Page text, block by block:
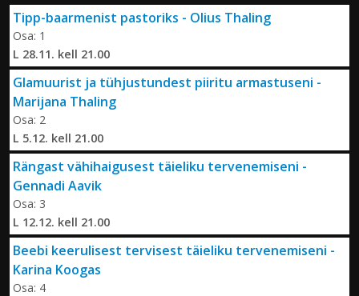
Tipp-baarmenist pastoriks - Olius Thaling
Osa: 1
L 28.11. kell 21.00
Glamuurist ja tühjustundest piiritu armastuseni -
Marijana Thaling
Osa: 2
L 5.12. kell 21.00
Rängast vähihaigusest täieliku tervenemiseni -
Gennadi Aavik
Osa: 3
L 12.12. kell 21.00
Beebi keerulisest tervisest täieliku tervenemiseni -
Karina Koogas
Osa: 4